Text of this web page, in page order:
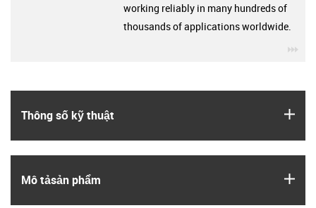
Thông số kỹ thuật
Mô tả­sản phẩm
working reliably in many hundreds of
thousands of applications worldwide.